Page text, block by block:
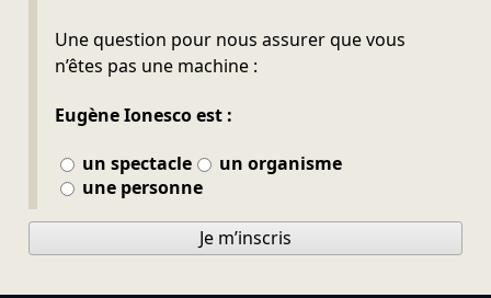
Une question pour nous assurer que vous
n’êtes pas une machine :
Eugène Ionesco est :
un spectacle
un organisme
une personne
Ne pas remplir
Je m’inscris